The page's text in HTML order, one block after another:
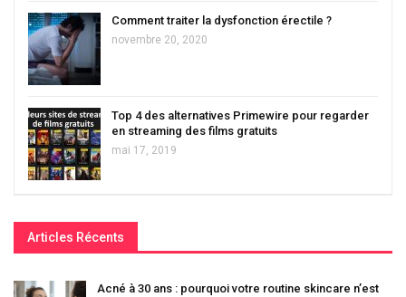
Comment traiter la dysfonction érectile ?
novembre 20, 2020
Top 4 des alternatives Primewire pour regarder
en streaming des films gratuits
mai 17, 2019
Articles Récents
Acné à 30 ans : pourquoi votre routine skincare n’est